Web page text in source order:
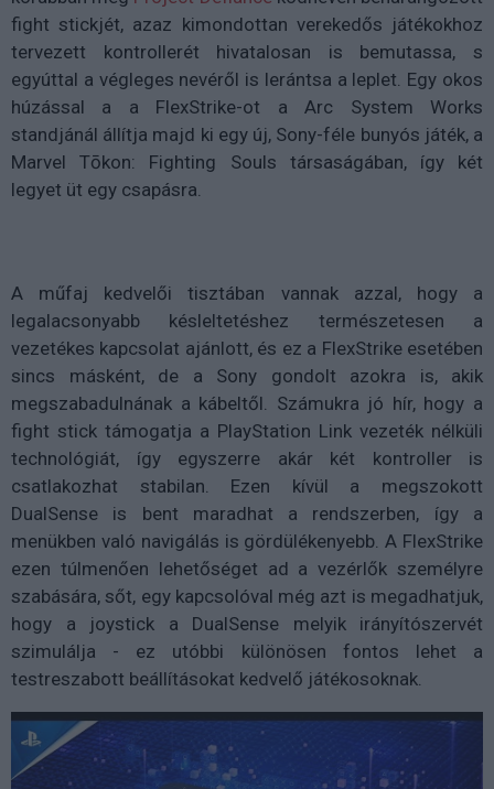
fight stickjét, azaz kimondottan verekedős játékokhoz
tervezett kontrollerét hivatalosan is bemutassa, s
egyúttal a végleges nevéről is lerántsa a leplet. Egy okos
húzással a a FlexStrike-ot a Arc System Works
standjánál állítja majd ki egy új, Sony-féle bunyós játék, a
Marvel Tōkon: Fighting Souls társaságában, így két
legyet üt egy csapásra.
A műfaj kedvelői tisztában vannak azzal, hogy a
legalacsonyabb késleltetéshez természetesen a
vezetékes kapcsolat ajánlott, és ez a FlexStrike esetében
sincs másként, de a Sony gondolt azokra is, akik
megszabadulnának a kábeltől. Számukra jó hír, hogy a
fight stick támogatja a PlayStation Link vezeték nélküli
technológiát, így egyszerre akár két kontroller is
csatlakozhat stabilan. Ezen kívül a megszokott
DualSense is bent maradhat a rendszerben, így a
menükben való navigálás is gördülékenyebb. A FlexStrike
ezen túlmenően lehetőséget ad a vezérlők személyre
szabására, sőt, egy kapcsolóval még azt is megadhatjuk,
hogy a joystick a DualSense melyik irányítószervét
szimulálja - ez utóbbi különösen fontos lehet a
testreszabott beállításokat kedvelő játékosoknak.